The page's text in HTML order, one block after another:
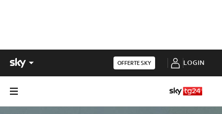
OFFERTE SKY LOGIN